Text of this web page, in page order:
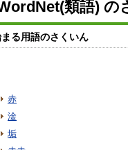
類語) の
まる用語のさくいん
赤
淦
垢